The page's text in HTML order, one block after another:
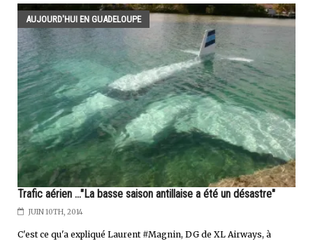
AUJOURD'HUI EN GUADELOUPE
Trafic aérien ..."La basse saison antillaise a été un désastre"
JUIN 10TH, 2014
C'est ce qu'a expliqué Laurent #Magnin, DG de XL Airways, à